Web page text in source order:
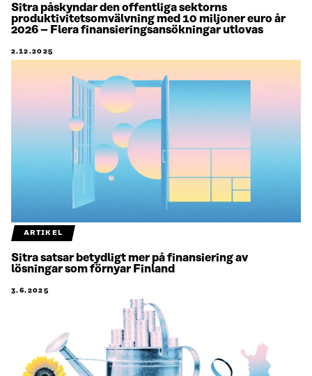
Sitra påskyndar den offentliga sektorns
produktivitetsomvälvning med 10 miljoner euro år
2026 – Flera finansieringsansökningar utlovas
2.12.2025
ARTIKEL
Sitra satsar betydligt mer på finansiering av
lösningar som förnyar Finland
3.6.2025